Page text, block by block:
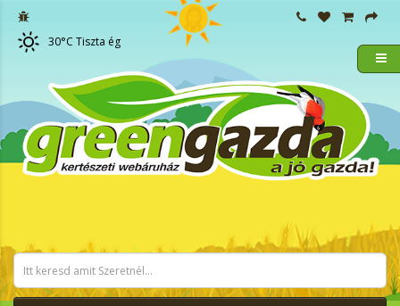
30°C Tiszta ég